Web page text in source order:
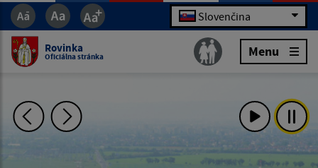
Slovenčina
Rovinka
Oficiálna stránka Menu